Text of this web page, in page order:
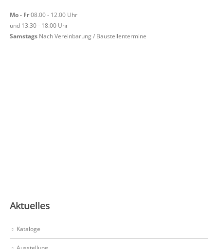
Mo - Fr08.00 - 12.00 Uhr
und 13.30 - 18.00 Uhr
Samstags Nach Vereinbarung / Baustellentermine
Aktuelles
Kataloge